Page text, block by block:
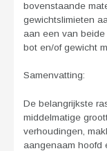
bovenstaande
gewichtslimieten
aan een van beide
bot en/of gewicht
Samenvatting:
De belangrijkste
middelmatige
verhoudingen,
aangenaam hoofd